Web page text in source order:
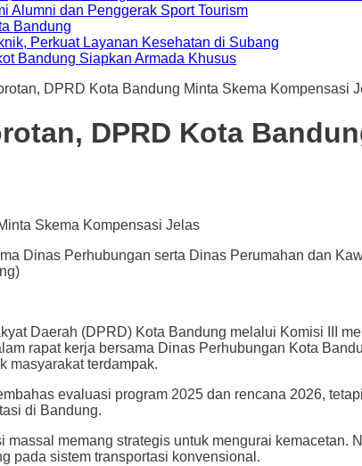
Alumni dan Penggerak Sport Tourism
Bandung
Perkuat Layanan Kesehatan di Subang
Bandung Siapkan Armada Khusus
DPRD Kota Bandung Minta Skema Kompensasi
DPRD Kota
Dinas Perhubungan serta Dinas Perumahan dan
Daerah (DPRD) Kota Bandung melalui Komisi III
rapat kerja bersama Dinas Perhubungan Kota
masyarakat terdampak.
evaluasi program 2025 dan rencana 2026,
di Bandung.
memang strategis untuk mengurai
pada sistem transportasi konvensional.